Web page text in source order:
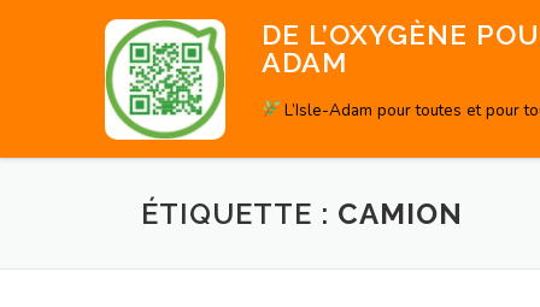
DE L’OXYGÈNE
ADAM
L’Isle-Adam pour toutes et pour
ÉTIQUETTE : CAMION